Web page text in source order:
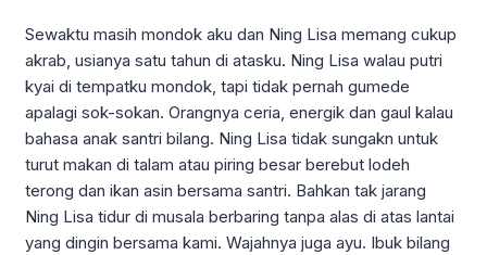
Sewaktu masih mondok aku dan Ning Lisa memang cukup
akrab, usianya satu tahun di atasku. Ning Lisa walau putri
kyai di tempatku mondok, tapi tidak pernah gumede
apalagi sok-sokan. Orangnya ceria, energik dan gaul kalau
bahasa anak santri bilang. Ning Lisa tidak sungakn untuk
turut makan di talam atau piring besar berebut lodeh
terong dan ikan asin bersama santri. Bahkan tak jarang
Ning Lisa tidur di musala berbaring tanpa alas di atas lantai
yang dingin bersama kami. Wajahnya juga ayu. Ibuk bilang